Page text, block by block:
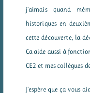
j’aimais quand
historiques en
cette découverte, la
Ca aide aussi à
CE2 et mes collègues
J’espère que ça vous